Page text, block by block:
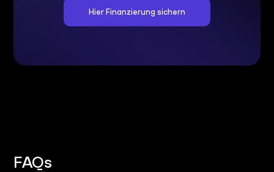
Hier Finanzierung sichern
FAQs